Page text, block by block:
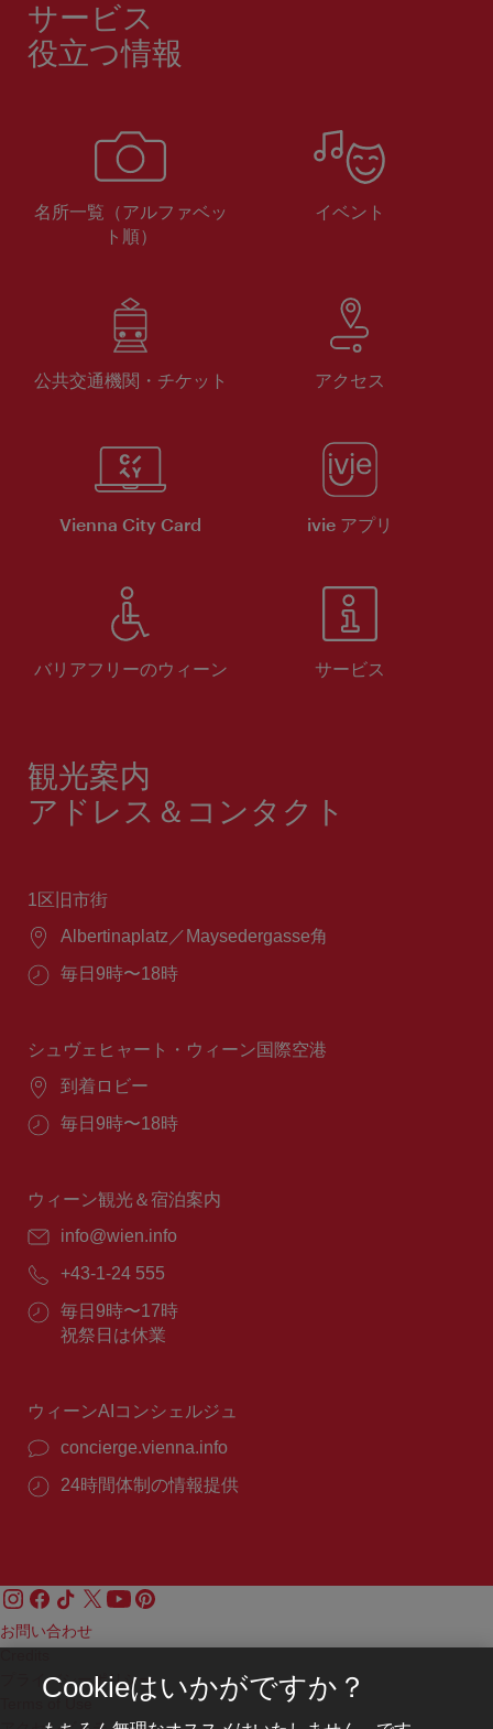
サービス
役立つ情報
名所一覧（アルファベッ
ト順）
イベント
公共交通機関・チケット アクセス
Vienna City Card ivie アプリ
バリアフリーのウィーン サービス
観光案内
アドレス＆コンタクト
1区旧市街
場
Albertinaplatz／Maysedergasse角
営
間：
毎日9時〜18時
シュヴェヒャート・ウィーン国際空港
場
到着ロビー
営
間：
毎日9時〜18時
ウィーン観光＆宿泊案内
E
ー
ル：
info@wien.info
電
番
号：
+43-1-24 555
営
業
毎日9時〜17時
祝祭日は休業
ウィーンAIコンシェルジュ
concierge.vienna.info
24時間体制の情報提供
お問い合わせ
プライバシーポリシー
Cookieはいかがですか？